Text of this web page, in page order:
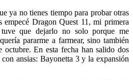
ya no tienes tiempo para probar otras
empecé Dragon Quest 11, mi primera
que dejarlo no solo porque me
pararme a farmear, sino también
octubre. En esta fecha han salido dos
ansias: Bayonetta 3 y la expansión